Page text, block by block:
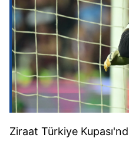
Ziraat Türkiye